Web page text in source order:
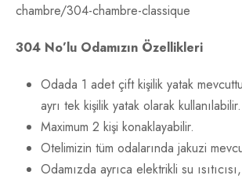
chambre/304-chambre-classique
304 No’lu Odamızın Özellikleri
Odada 1 adet çift kişilik yatak
ayrı tek kişilik yatak olarak kullanılabilir.
Maximum 2 kişi konaklayabilir.
Otelimizin tüm odalarında jakuzi
Odamızda ayrıca elektrikli su